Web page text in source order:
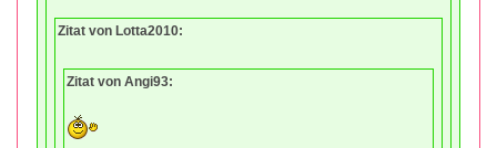
Zitat von Lotta2010:
Zitat von Angi93: